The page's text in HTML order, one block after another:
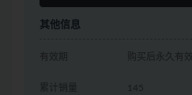
其他信息
有效期 购买后永久有效
累计销量 145